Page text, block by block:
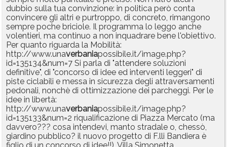
dubbio sulla tua convinzione: in politica però conta
convincere gli altri e purtroppo, di concreto, rimangono
sempre poche briciole. Il programma lo leggo anche
volentieri, ma continuo a non inquadrare bene l'obiettivo.
Per quanto riguarda la Mobilità:
http://www.unaverbaniapossibile.it/image.php?
id=135134&num=7 Si parla di "attendere soluzioni
definitive", di "concorso di idee ed interventi leggeri" di
piste ciclabili e messa in sicurezza degli attraversamenti
pedonali, nonchè di ottimizzazione dei parcheggi. Per le
idee in libertà:
http://www.unaverbaniapossibile.it/image.php?
id=135133&num=2 riqualificazione di Piazza Mercato (ma
davvero??? cosa intendevi, manto stradale o, chessò,
giardino pubblico? il nuovo progetto di F.lli Bandiera è